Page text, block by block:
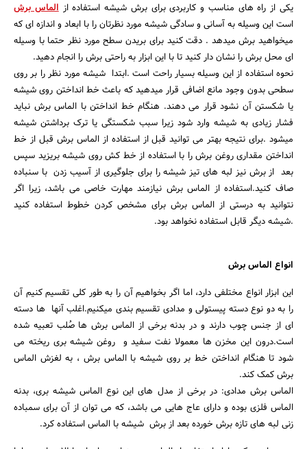
یکی از راه های مناسب و کاربردی برای برش شیشه استفاده ازالماس برش
است این وسیله به آسانی و سادگی شیشه مورد نظرتان را با ابعاد و اندازه ای که
میخواهید برش میدهد . دقت کنید برای بریدن سطح مورد نظر حتما با وسیله
ای محل برش را نشان دار کنید تا با این ابزار به راحتی برش را انجام دهید.
نحوه استفاده از این وسیله بسیار راحت است .ابتدا شیشه مورد نظر را بر روی
سطحی بدون وجود مانع اضافی قرار میدهید که باعث خط انداختن روی شیشه
یا شکستن آن نشود قرار می دهند. هنگام خط انداختن با الماس برش نباید
فشار زیادی به شیشه وارد شود زیرا سبب شکستگی یا ترک برداشتن شیشه
میشود .برای نتیجه بهتر می توانید قبل از استفاده از الماس برش قبل از خط
انداختن مقداری روغن برش را با استفاده از خط کش روی شیشه بریزید سپس
بعد از برش نیز لبه های تیز شیشه را برای جلوگیری از آسیب زدن با سنباده
صاف کنید.استفاده از الماس برش نیازمند مهارت خاصی می باشد، زیرا اگر
نتوانید به درستی از الماس برش برای مشخص کردن خطوط استفاده کنید
.شیشه دیگر قابل استفاده نخواهد بود.
انواع الماس برش
این ابزار انواع مختلفی دارد، اما اگر بخواهیم آن را به طور کلی تقسیم کنیم آن
را به دو نوع دسته پیستولی و مدادی تقسیم بندی میکنیم.اغلب آنها ها دسته
ای از جنس چوب دارند و در بدنه برخی از الماس برش ها صُلب تعبیه شده
است.درون این مخزن ها معمولا نفت سفید و روغن شیشه بری ریخته می
شود تا هنگام انداختن خط بر روی شیشه با الماس برش ، به لغزش الماس
برش کمک کند.
الماس برش مدادی: در برخی از مدل های این نوع الماس شیشه بری، بدنه
الماس فلزی بوده و دارای عاج هایی می باشد، که می توان از آن برای سمباده
زنی لبه های تازه برش خورده بعد از برش شیشه با الماس استفاده کرد.